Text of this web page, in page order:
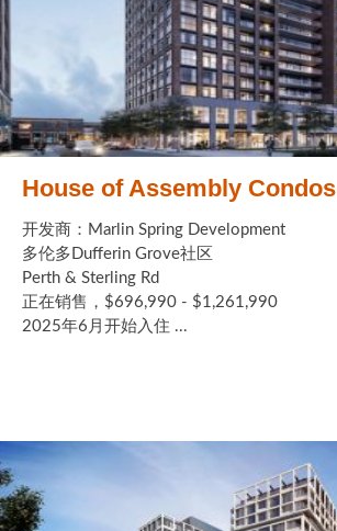
House of Assembly Condos
开发商：Marlin Spring Development
多伦多Dufferin Grove社区
Perth & Sterling Rd
正在销售，$696,990 - $1,261,990
2025年6月开始入住 ...